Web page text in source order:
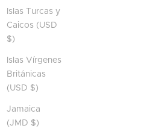
Islas Turcas y
Caicos (USD
$)
Islas Vírgenes
Británicas
(USD $)
Jamaica
(JMD $)